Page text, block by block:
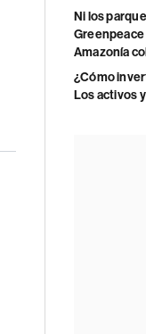
Ni los
Amazonía
¿Cómo
Los activos